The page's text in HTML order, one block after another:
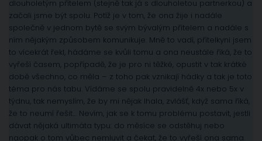
dlouholetým přítelem (stejně tak já s dlouholetou partnerkou) a
začali jsme být spolu. Potíž je v tom, že ona žije i nadále
společně v jednom bytě se svým bývalým přítelem a nadále s
ním nějakým způsobem komunikuje. Mně to vadí, přítelkyni jsem
to vícekrát řekl, hádáme se kvůli tomu a ona neustále říká, že to
vyřeší časem, popřípadě, že je pro ni těžké, opustit v tak krátké
době všechno, co měla – z toho pak vznikají hádky a tak je toto
téma pro nás tabu. Vídáme se spolu pravidelně 4x nebo 5x v
týdnu, tak nemyslím, že by mi nějak lhala, zvlášť, když sama říká,
že to neumí řešit… Nevím, jak se k tomu problému postavit, jestli
dávat nějaká ultimáta typu: do měsíce se odstěhuj nebo
naopak o tom vůbec nemluvit a čekat, že to vyřeší ona sama.